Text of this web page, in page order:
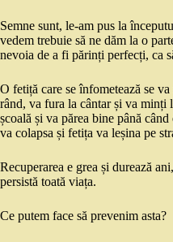
Semne sunt, le-am pus la
vedem trebuie să ne dăm la o
nevoia de a fi părinți perfecți, ca
O fetiță care se înfometează se
rând, va fura la cântar și va minți
școală și va părea bine până
va colapsa și fetița va leșina pe
Recuperarea e grea și durează
persistă toată viața.
Ce putem face să prevenim asta?